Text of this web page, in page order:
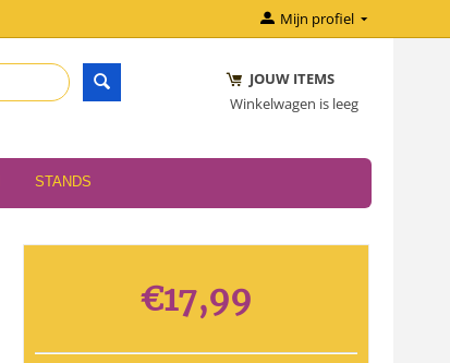
Mijn profiel
JOUW ITEMS
Winkelwagen is leeg
STANDS
€17,99